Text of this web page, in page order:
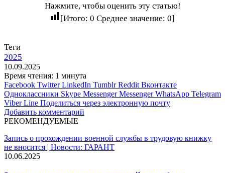
Нажмите, чтобы оценить эту статью!
[Итого: 0 Среднее значение: 0]
Теги
2025
10.09.2025
Время чтения: 1 минута
Facebook Twitter LinkedIn Tumblr Reddit Вконтакте
Одноклассники Skype Messenger Messenger WhatsApp Telegram
Viber Line Поделиться через электронную почту
Добавить комментарий
РЕКОМЕНДУЕМЫЕ
Запись о прохождении военной службы в трудовую книжку
не вносится | Новости: ГАРАНТ
10.06.2025